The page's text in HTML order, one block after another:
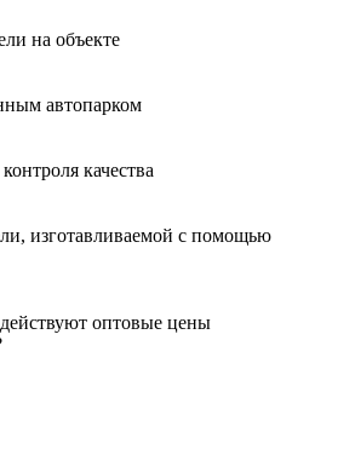
на объекте
автопарком
качества
изготавливаемой с помощью
оптовые цены